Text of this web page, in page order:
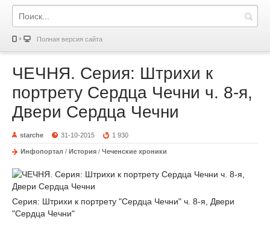
Полная версия сайта
ЧЕЧНЯ. Серия: Штрихи к
портрету Сердца Чечни ч. 8-я,
Двери Сердца Чечни
starche 31-10-2015 1 930
Инфопортал / История / Чеченские хроники
Серия: Штрихи к портрету "Сердца Чечни" ч. 8-я, Двери
"Сердца Чечни"